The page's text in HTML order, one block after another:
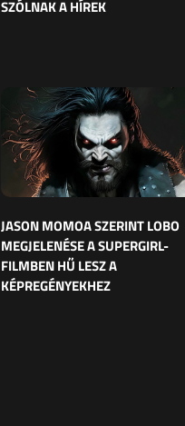
SZÓLNAK A HÍREK
JASON MOMOA SZERINT LOBO
MEGJELENÉSE A SUPERGIRL-
FILMBEN HŰ LESZ A
KÉPREGÉNYEKHEZ